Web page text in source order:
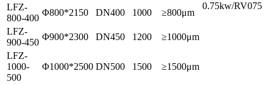
0.75kw/RV075
LFZ-
800-400
Φ800*2150 DN400 1000
≥800μm
LFZ-
900-450
Φ900*2300 DN450 1200
≥1000μm
LFZ-
1000-
500
Φ1000*2500 DN500 1500 ≥1500μm